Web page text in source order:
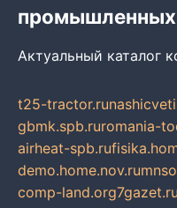
промышленных
Актуальный каталог
t25-tractor.ru
gbmk.spb.ruromania-
airheat-spb.ru
demo.home.nov.ru
comp-land.org7gazet.ru